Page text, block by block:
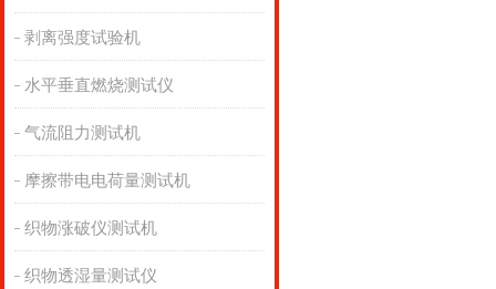
剥离强度试验机
水平垂直燃烧测试仪
气流阻力测试机
摩擦带电电荷量测试机
织物涨破仪测试机
织物透湿量测试仪